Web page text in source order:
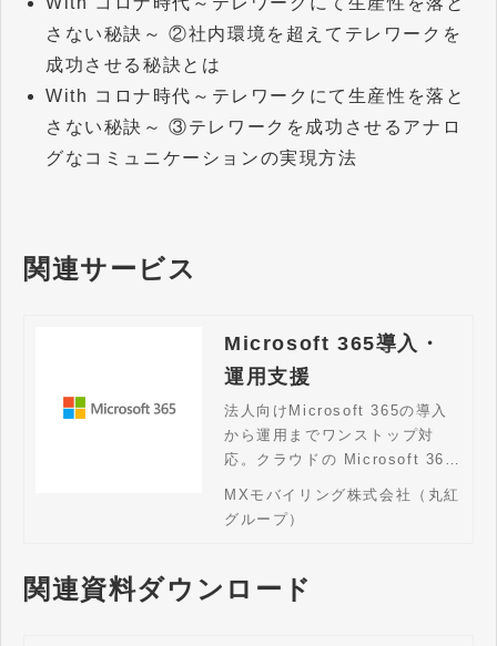
さない秘訣～ ②社内環境を超えてテレワークを
成功させる秘訣とは
With コロナ時代～テレワークにて生産性を落と
さない秘訣～ ③テレワークを成功させるアナロ
グなコミュニケーションの実現方法
関連サービス
Microsoft 365導入・
運用支援
法人向けMicrosoft 365の導入
から運用までワンストップ対
応。クラウドの Microsoft 365
をご検討されている企業様はお
問い合わせください。
MXモバイリング株式会社（丸紅
グループ）
関連資料ダウンロード